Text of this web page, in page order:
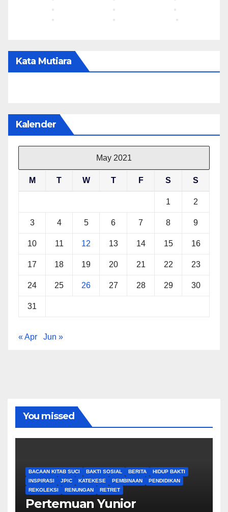
Kata Mutiara
Kalender
May 2021
M T W T F S S
1 2
3 4 5 6 7 8 9
10 11 12 13 14 15 16
17 18 19 20 21 22 23
24 25 26 27 28 29 30
31
« Apr Jun »
You missed
BACAAN KITAB SUCI BAKTI SOSIAL BERITA
HIDUP BAKTI
INSPIRASI
JPIC KATEKESE PEMBINAAN
PENDIDIKAN
REKOLEKSI
RENUNGAN RETRET
Pertemuan Yunior